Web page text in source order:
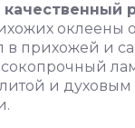
оклеены
прихожей и
и